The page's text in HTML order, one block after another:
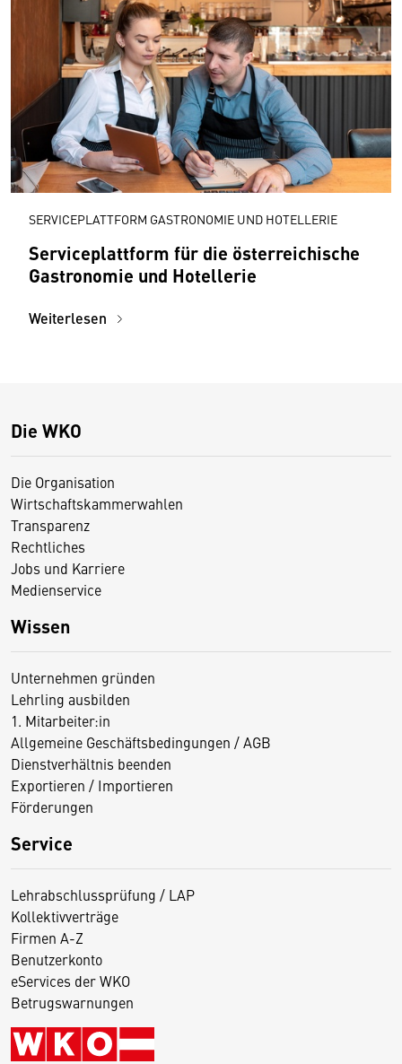
SERVICEPLATTFORM GASTRONOMIE UND HOTELLERIE
Serviceplattform für die österreichische
Gastronomie und Hotellerie
Weiterlesen
Die WKO
Die Organisation
Wirtschaftskammerwahlen
Transparenz
Rechtliches
Jobs und Karriere
Medienservice
Wissen
Unternehmen gründen
Lehrling ausbilden
1. Mitarbeiter:in
Allgemeine Geschäftsbedingungen / AGB
Dienstverhältnis beenden
Exportieren / Importieren
Förderungen
Service
Lehrabschlussprüfung / LAP
Kollektivverträge
Firmen A-Z
Benutzerkonto
eServices der WKO
Betrugswarnungen